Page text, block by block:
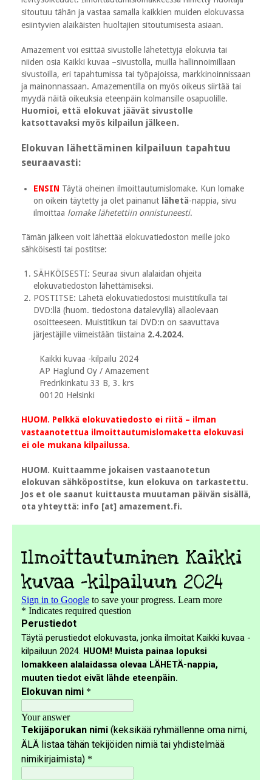
sitoutuu tähän ja vastaa samalla kaikkien muiden elokuvassa
esiintyvien alaikäisten huoltajien sitoutumisesta asiaan.
Amazement voi esittää sivustolle lähetettyjä elokuvia tai
niiden osia Kaikki kuvaa –sivustolla, muilla hallinnoimillaan
sivustoilla, eri tapahtumissa tai työpajoissa, markkinoinnissaan
ja mainonnassaan. Amazementilla on myös oikeus siirtää tai
myydä näitä oikeuksia eteenpäin kolmansille osapuolille.
Huomioi, että elokuvat jäävät sivustolle
katsottavaksi myös kilpailun jälkeen.
Elokuvan lähettäminen kilpailuun tapahtuu
seuraavasti:
ENSIN Täytä oheinen ilmoittautumislomake. Kun lomake
on oikein täytetty ja olet painanut lähetä-nappia, sivu
ilmoittaa lomake lähetettiin onnistuneesti.
Tämän jälkeen voit lähettää elokuvatiedoston meille joko
sähköisesti tai postitse:
SÄHKÖISESTI: Seuraa sivun alalaidan ohjeita
elokuvatiedoston lähettämiseksi.
POSTITSE: Lähetä elokuvatiedostosi muistitikulla tai
DVD:llä (huom. tiedostona datalevyllä) allaolevaan
osoitteeseen. Muistitikun tai DVD:n on saavuttava
järjestäjille viimeistään tiistaina 2.4.2024.
Kaikki kuvaa -kilpailu 2024
AP Haglund Oy / Amazement
Fredrikinkatu 33 B, 3. krs
00120 Helsinki
HUOM. Pelkkä elokuvatiedosto ei riitä – ilman
vastaanotettua ilmoittautumislomaketta elokuvasi
ei ole mukana kilpailussa.
HUOM. Kuittaamme jokaisen vastaanotetun
elokuvan sähköpostitse, kun elokuva on tarkastettu.
Jos et ole saanut kuittausta muutaman päivän sisällä,
ota yhteyttä: info [at] amazement.fi.